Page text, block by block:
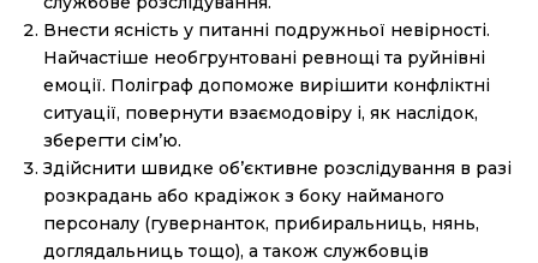
Внести ясність у питанні подружньої невірності.
Найчастіше необгрунтовані ревнощі та руйнівні
емоції. Поліграф допоможе вирішити конфліктні
ситуації, повернути взаємодовіру і, як наслідок,
зберегти сім’ю.
Здійснити швидке об’єктивне розслідування в разі
розкрадань або крадіжок з боку найманого
персоналу (гувернанток, прибиральниць, нянь,
доглядальниць тощо), а також службовців